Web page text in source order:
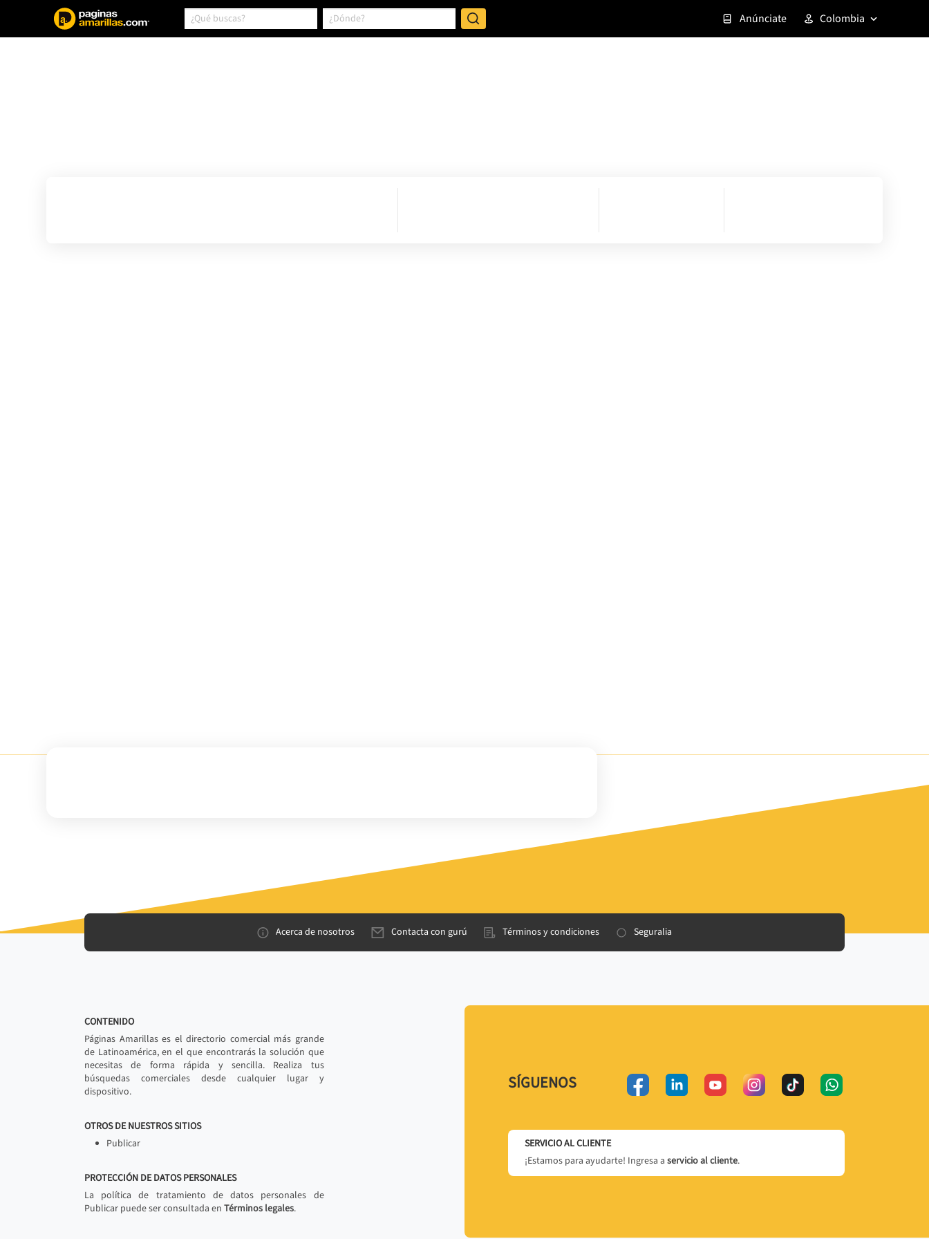
Anúnciate Colombia
Acerca de nosotros Contacta con gurú Términos y condiciones Seguralia
CONTENIDO
Páginas Amarillas es el directorio comercial más grande
de Latinoamérica, en el que encontrarás la solución que
necesitas de forma rápida y sencilla. Realiza tus
búsquedas comerciales desde cualquier lugar y
dispositivo.
OTROS DE NUESTROS SITIOS
Publicar
PROTECCIÓN DE DATOS PERSONALES
La política de tratamiento de datos personales de
Publicar puede ser consultada en Términos legales.
SÍGUENOS
SERVICIO AL CLIENTE
¡Estamos para ayudarte! Ingresa a servicio al cliente.